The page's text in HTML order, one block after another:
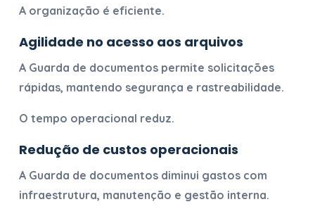
A organização é eficiente.
Agilidade no acesso aos arquivos
A Guarda de documentospermite solicitações
rápidas, mantendo segurança e rastreabilidade.
O tempo operacional reduz.
Redução de custos operacionais
A Guarda de documentosdiminui gastos com
infraestrutura, manutenção e gestão interna.